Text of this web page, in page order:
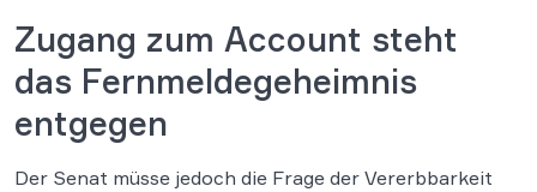
Zugang zum Account steht
das Fernmeldegeheimnis
entgegen
Der Senat müsse jedoch die Frage der Vererbbarkeit